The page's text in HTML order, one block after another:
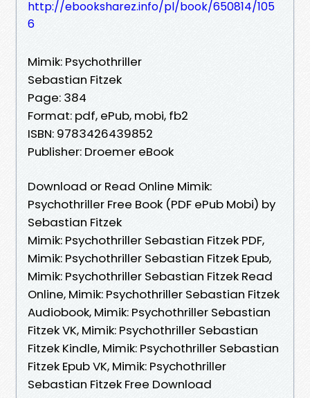
http://ebooksharez.info/pl/book/650814/105
6
Mimik: Psychothriller
Sebastian Fitzek
Page: 384
Format: pdf, ePub, mobi, fb2
ISBN: 9783426439852
Publisher: Droemer eBook
Download or Read Online Mimik:
Psychothriller Free Book (PDF ePub Mobi) by
Sebastian Fitzek
Mimik: Psychothriller Sebastian Fitzek PDF,
Mimik: Psychothriller Sebastian Fitzek Epub,
Mimik: Psychothriller Sebastian Fitzek Read
Online, Mimik: Psychothriller Sebastian Fitzek
Audiobook, Mimik: Psychothriller Sebastian
Fitzek VK, Mimik: Psychothriller Sebastian
Fitzek Kindle, Mimik: Psychothriller Sebastian
Fitzek Epub VK, Mimik: Psychothriller
Sebastian Fitzek Free Download